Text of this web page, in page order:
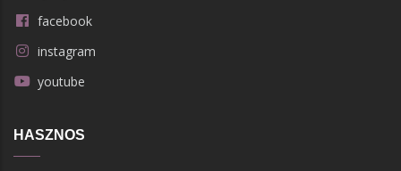
facebook
instagram
youtube
HASZNOS